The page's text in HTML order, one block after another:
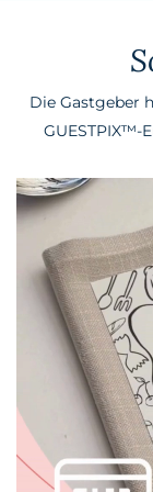
Die Gastgeber
GUESTPIX™-